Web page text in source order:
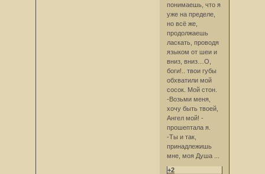
понимаешь, что я
уже на пределе,
но всё же,
продолжаешь
ласкать, проводя
языком от шеи и
вниз, вниз…О,
боги!.. твои губы
обхватили мой
сосок. Мой стон.
-Возьми меня,
хочу быть твоей,
Ангел мой! -
прошептала я.
-Ты и так,
принадлежишь
мне, моя Душа ...
+2